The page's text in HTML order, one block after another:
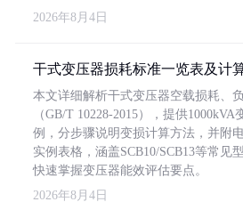
2026年8月4日
干式变压器损耗标准一览表及计
本文详细解析干式变压器空载损耗、
（GB/T 10228-2015），提供
例，分步骤说明变损计算方法，并附
实例表格，涵盖SCB10/SCB13等常见
快速掌握变压器能效评估要点。
2026年8月4日